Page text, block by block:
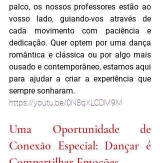
palco, os nossos professores estão ao
vosso lado, guiando-vos através de
cada movimento com paciência e
dedicação. Quer optem por uma dança
romântica e clássica ou por algo mais
ousado e contemporâneo, estamos aqui
para ajudar a criar a experiência que
sempre sonharam.
https://youtu.be/0N8qXLCDM9M
Uma Oportunidade de
Conexão Especial: Dançar é